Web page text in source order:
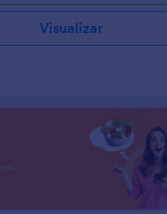
de negócios e contadores na
de caixa que eles possam usar
diárias de caixa. O formulário
Visualizar